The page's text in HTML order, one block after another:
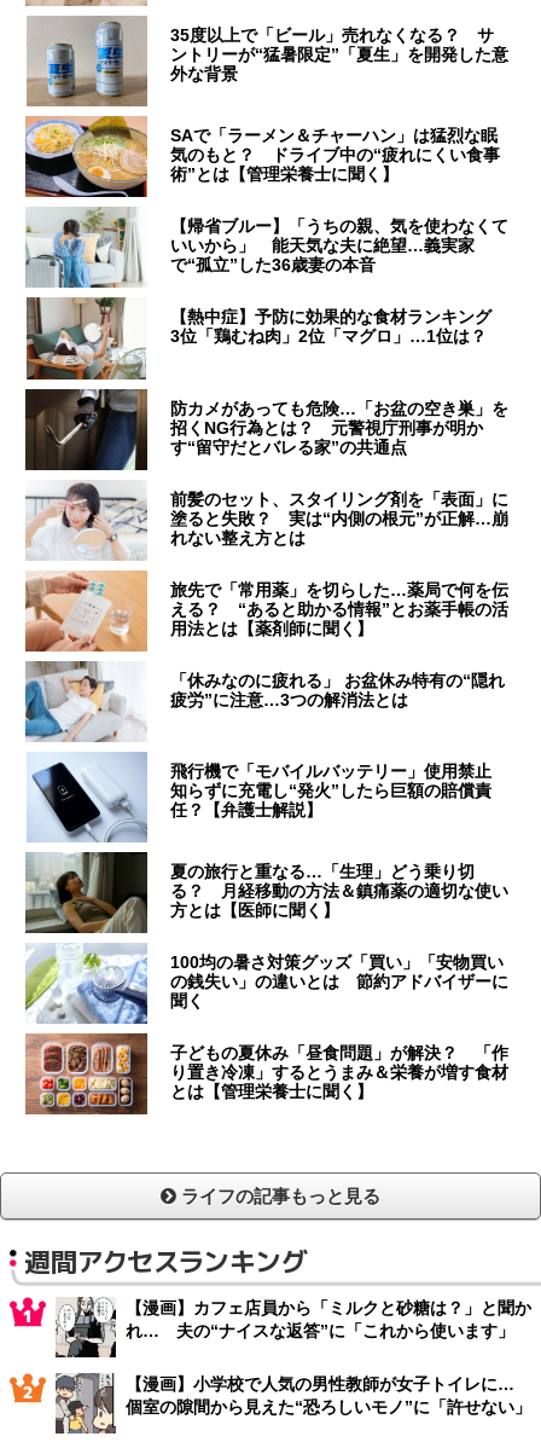
35度以上で「ビール」売れなくなる？ サ
ントリーが“猛暑限定”「夏生」を開発した意
外な背景
SAで「ラーメン＆チャーハン」は猛烈な眠
気のもと？ ドライブ中の“疲れにくい食事
術”とは【管理栄養士に聞く】
【帰省ブルー】「うちの親、気を使わなくて
いいから」 能天気な夫に絶望…義実家
で“孤立”した36歳妻の本音
【熱中症】予防に効果的な食材ランキング
3位「鶏むね肉」2位「マグロ」…1位は？
防カメがあっても危険…「お盆の空き巣」を
招くNG行為とは？ 元警視庁刑事が明か
す“留守だとバレる家”の共通点
前髪のセット、スタイリング剤を「表面」に
塗ると失敗？ 実は“内側の根元”が正解…崩
れない整え方とは
旅先で「常用薬」を切らした…薬局で何を伝
える？ “あると助かる情報”とお薬手帳の活
用法とは【薬剤師に聞く】
「休みなのに疲れる」 お盆休み特有の“隠れ
疲労”に注意…3つの解消法とは
飛行機で「モバイルバッテリー」使用禁止
知らずに充電し“発火”したら巨額の賠償責
任？【弁護士解説】
夏の旅行と重なる…「生理」どう乗り切
る？ 月経移動の方法＆鎮痛薬の適切な使い
方とは【医師に聞く】
100均の暑さ対策グッズ「買い」「安物買い
の銭失い」の違いとは 節約アドバイザーに
聞く
子どもの夏休み「昼食問題」が解決？ 「作
り置き冷凍」するとうまみ＆栄養が増す食材
とは【管理栄養士に聞く】
ライフの記事もっと見る
週間アクセスランキング
【漫画】カフェ店員から「ミルクと砂糖は？」と聞か
れ… 夫の“ナイスな返答”に「これから使います」
【漫画】小学校で人気の男性教師が女子トイレに…
個室の隙間から見えた“恐ろしいモノ”に「許せない」